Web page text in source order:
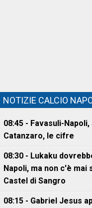
NOTIZIE CALCIO
08:45 - Favasuli-
Catanzaro, le cifre
08:30 - Lukaku
Napoli, ma non c'è
Castel di Sangro
08:15 - Gabriel Jesus